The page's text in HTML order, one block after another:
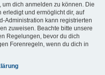
um dich anmelden zu können. Die
und ermöglicht dir, auf
Administration kann registrierten
zuweisen. Beachte bitte unsere
Regelungen, bevor du dich
Forenregeln, wenn du dich in